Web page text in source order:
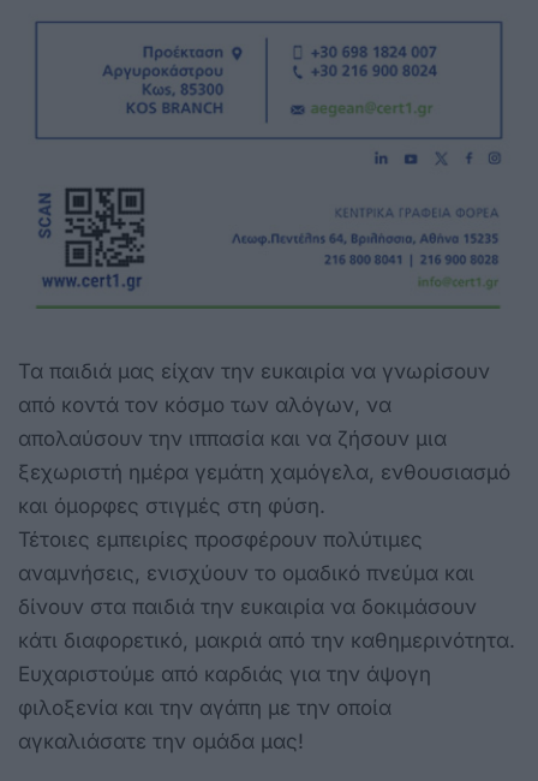
Τα παιδιά μας είχαν την ευκαιρία να γνωρίσουν
από κοντά τον κόσμο των αλόγων, να
απολαύσουν την ιππασία και να ζήσουν μια
ξεχωριστή ημέρα γεμάτη χαμόγελα, ενθουσιασμό
και όμορφες στιγμές στη φύση.
Τέτοιες εμπειρίες προσφέρουν πολύτιμες
αναμνήσεις, ενισχύουν το ομαδικό πνεύμα και
δίνουν στα παιδιά την ευκαιρία να δοκιμάσουν
κάτι διαφορετικό, μακριά από την καθημερινότητα.
Ευχαριστούμε από καρδιάς για την άψογη
φιλοξενία και την αγάπη με την οποία
αγκαλιάσατε την ομάδα μας!